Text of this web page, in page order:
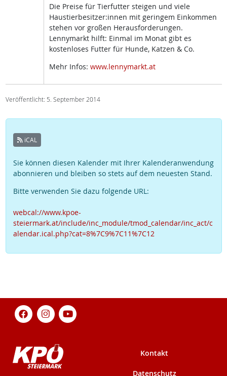
Die Preise für Tierfutter steigen und viele
Haustierbesitzer:innen mit geringem Einkommen
stehen vor großen Herausforderungen.
Lennymarkt hilft: Einmal im Monat gibt es
kostenloses Futter für Hunde, Katzen & Co.
Mehr Infos: www.lennymarkt.at
Veröffentlicht: 5. September 2014
iCAL
Sie können diesen Kalender mit Ihrer Kalenderanwendung
abonnieren und bleiben so stets auf dem neuesten Stand.
Bitte verwenden Sie dazu folgende URL:
webcal://www.kpoe-
steiermark.at/include/inc_module/tmod_calendar/inc_act/c
alendar.ical.php?cat=8%7C9%7C11%7C12
Kontakt
Datenschutz